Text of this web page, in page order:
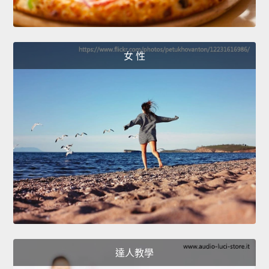
女 性
達人教學